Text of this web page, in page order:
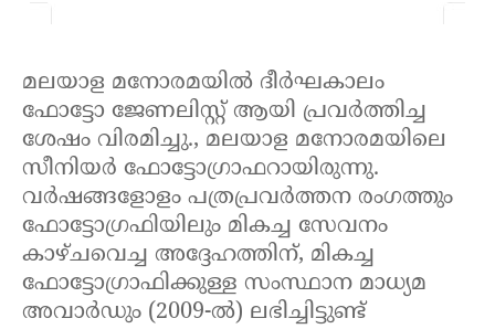
മലയാള മനോരമയിൽ ദീർഘകാലം
ഫോട്ടോ ജേണലിസ്റ്റ് ആയി പ്രവർത്തിച്ച
ശേഷം വിരമിച്ചു., മലയാള മനോരമയിലെ
സീനിയർ ഫോട്ടോഗ്രാഫറായിരുന്നു.
വർഷങ്ങളോളം പത്രപ്രവർത്തന രംഗത്തും
ഫോട്ടോഗ്രഫിയിലും മികച്ച സേവനം
കാഴ്ചവെച്ച അദ്ദേഹത്തിന്, മികച്ച
ഫോട്ടോഗ്രാഫിക്കുള്ള സംസ്ഥാന മാധ്യമ
അവാർഡും (2009-ൽ) ലഭിച്ചിട്ടുണ്ട്